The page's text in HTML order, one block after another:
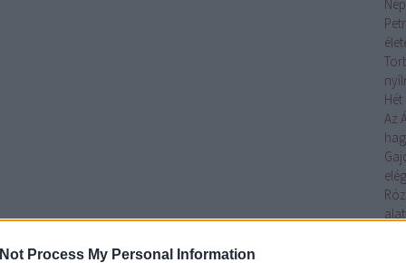
Process My Personal Information
Az